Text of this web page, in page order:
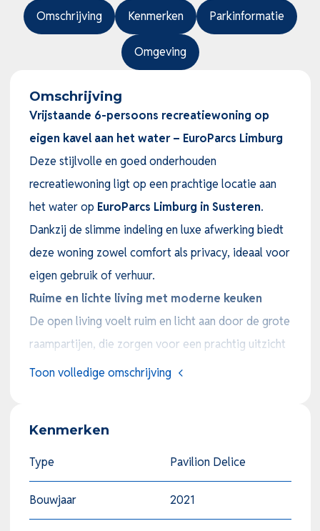
Omschrijving Kenmerken Parkinformatie
Omgeving
Omschrijving
Vrijstaande 6-persoons recreatiewoning op
eigen kavel aan het water – EuroParcs Limburg
Deze stijlvolle en goed onderhouden
recreatiewoning ligt op een prachtige locatie aan
het water op EuroParcs Limburg in Susteren.
Dankzij de slimme indeling en luxe afwerking biedt
deze woning zowel comfort als privacy, ideaal voor
eigen gebruik of verhuur.
Ruime en lichte living met moderne keuken
De open living voelt ruim en licht aan door de grote
raampartijen, die zorgen voor een prachtig uitzicht
over de tuin en het water. Hier vindt u een
keuken is volledig uitgerust met hoogwaardige
inbouwapparatuur, waaronder eenkoel-
vriescombinatie, combimagnetron, oven,
vaatwasser
inductiekookplaat met
Toon volledige omschrijving
Kenmerken
Type Pavilion Delice
Bouwjaar 2021